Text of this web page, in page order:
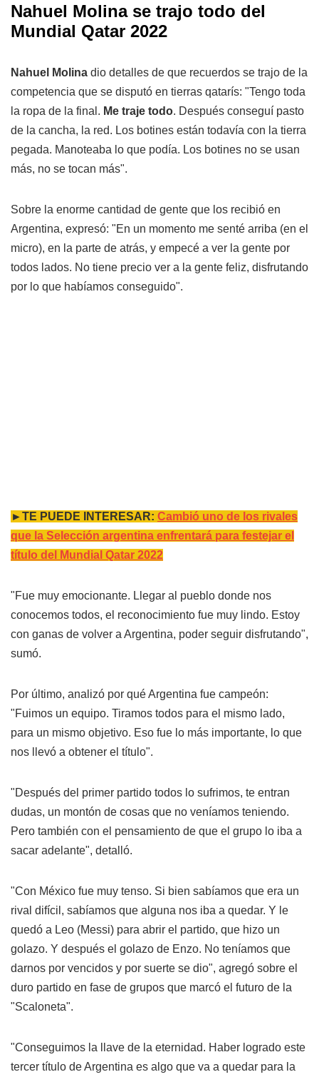
Nahuel Molina se trajo todo del
Mundial Qatar 2022
Nahuel Molina dio detalles de que recuerdos se trajo de la
competencia que se disputó en tierras qatarís: "Tengo toda
la ropa de la final. Me traje todo. Después conseguí pasto
de la cancha, la red. Los botines están todavía con la tierra
pegada. Manoteaba lo que podía. Los botines no se usan
más, no se tocan más".
Sobre la enorme cantidad de gente que los recibió en
Argentina, expresó: "En un momento me senté arriba (en el
micro), en la parte de atrás, y empecé a ver la gente por
todos lados. No tiene precio ver a la gente feliz, disfrutando
por lo que habíamos conseguido".
►TE PUEDE INTERESAR: Cambió uno de los rivales
que la Selección argentina enfrentará para festejar el
título del Mundial Qatar 2022
"Fue muy emocionante. Llegar al pueblo donde nos
conocemos todos, el reconocimiento fue muy lindo. Estoy
con ganas de volver a Argentina, poder seguir disfrutando",
sumó.
Por último, analizó por qué Argentina fue campeón:
"Fuimos un equipo. Tiramos todos para el mismo lado,
para un mismo objetivo. Eso fue lo más importante, lo que
nos llevó a obtener el título".
"Después del primer partido todos lo sufrimos, te entran
dudas, un montón de cosas que no veníamos teniendo.
Pero también con el pensamiento de que el grupo lo iba a
sacar adelante", detalló.
"Con México fue muy tenso. Si bien sabíamos que era un
rival difícil, sabíamos que alguna nos iba a quedar. Y le
quedó a Leo (Messi) para abrir el partido, que hizo un
golazo. Y después el golazo de Enzo. No teníamos que
darnos por vencidos y por suerte se dio", agregó sobre el
duro partido en fase de grupos que marcó el futuro de la
"Scaloneta".
"Conseguimos la llave de la eternidad. Haber logrado este
tercer título de Argentina es algo que va a quedar para la